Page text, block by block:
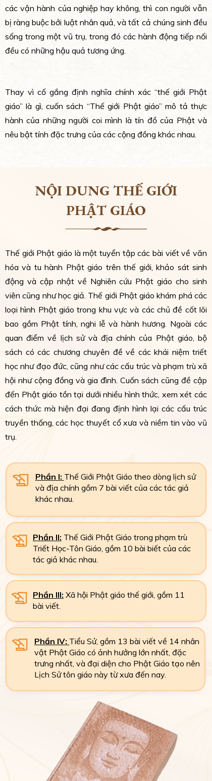
các vận hành của nghiệp hay không, thì con người vẫn
bị ràng buộc bởi luật nhân quả, và tất cả chúng sinh đều
sống trong một vũ trụ, trong đó các hành động tiếp nối
đều có những hậu quả tương ứng.
Thay vì cố gắng định nghĩa chính xác “thế giới Phật
giáo” là gì, cuốn sách “Thế giới Phật giáo” mô tả thực
hành của những người coi mình là tín đồ của Phật và
nêu bật tính đặc trưng của các cộng đồng khác nhau.
NỘI DUNG THẾ GIỚI
PHẬT GIÁO
Thế giới Phật giáo là một tuyển tập các bài viết về văn
hóa và tu hành Phật giáo trên thế giới, khảo sát sinh
động và cập nhật về Nghiên cứu Phật giáo cho sinh
viên cũng như học giả. Thế giới Phật giáo khám phá các
loại hình Phật giáo trong khu vực và các chủ đề cốt lõi
bao gồm Phật tính, nghi lễ và hành hương. Ngoài các
quan điểm về lịch sử và địa chính của Phật giáo, bộ
sách có các chương chuyên đề về các khái niệm triết
học như đạo đức, cũng như các cấu trúc và phạm trù xã
hội như cộng đồng và gia đình. Cuốn sách cũng đề cập
đến Phật giáo tồn tại dưới nhiều hình thức, xem xét các
cách thức mà hiện đại đang định hình lại các cấu trúc
truyền thống, các học thuyết cổ xưa và niềm tin vào vũ
trụ.
Phần I: Thế Giới Phật Giáo theo dòng lịch sử
và địa chính gồm 7 bài viết của các tác giả
khác nhau.
Phần II: Thế Giới Phật Giáo trong phạm trù
Triết Học-Tôn Giáo, gồm 10 bài biết của các
tác giả khác nhau.
Phần III: Xã hội Phật giáo thế giới, gồm 11
bài viết.
Phần IV: Tiểu Sử, gồm 13 bài viết về 14 nhân
vật Phật Giáo có ảnh hưởng lớn nhất, đặc
trưng nhất, và đại diện cho Phật Giáo tạo nên
Lịch Sử tôn giáo này từ xưa đến nay.